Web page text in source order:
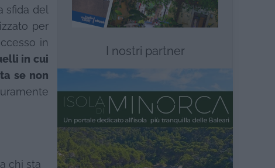
sfida del
per
in
in cui
se non
chi sta
I nostri partner